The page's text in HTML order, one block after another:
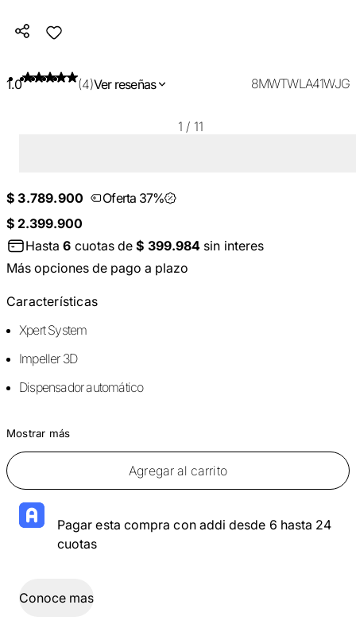
1.0 (4)Ver reseñas 8MWTWLA41WJG
1 / 11
$ 3.789.900
Oferta 37%
$ 2.399.900
Hasta6 cuotas de$ 399.984 sin interes
Más opciones de pago a plazo
Características
Xpert System
Impeller 3D
Dispensador automático
Mostrar más
Agregar al carrito
Pagar esta compra con addi desde 6 hasta 24
cuotas
Conoce mas